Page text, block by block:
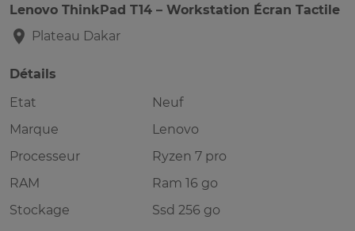
Lenovo ThinkPad T14 – Workstation Écran Tactile
Plateau Dakar
Détails
Etat
Neuf
Marque
Lenovo
Processeur
Ryzen 7 pro
RAM
Ram 16 go
Stockage
Ssd 256 go